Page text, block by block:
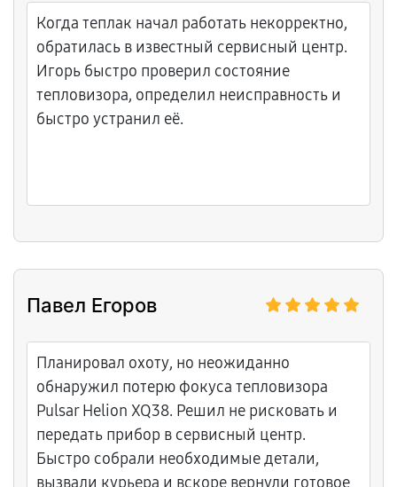
Когда теплак начал работать некорректно,
обратилась в известный сервисный центр.
Игорь быстро проверил состояние
тепловизора, определил неисправность и
быстро устранил её.
Павел Егоров
Планировал охоту, но неожиданно
обнаружил потерю фокуса тепловизора
Pulsar Helion XQ38. Решил не рисковать и
передать прибор в сервисный центр.
Быстро собрали необходимые детали,
вызвали курьера и вскоре вернули готовое